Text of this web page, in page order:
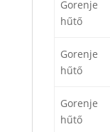
Gorenje
hűtő
Gorenje
hűtő
Gorenje
hűtő